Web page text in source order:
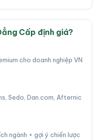
Cấp định giá?
cho doanh nghiệp VN
Sedo, Dan.com, Afternic
ngành + gợi ý chiến lược